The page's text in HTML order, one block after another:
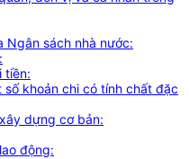
Ngân sách nhà nước:
tiền:
khoản chi có tính chất đặc
dựng cơ bản:
động: